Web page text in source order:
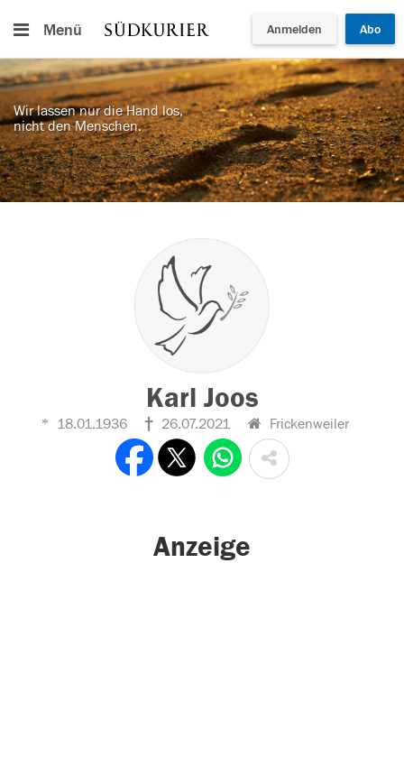
Menü Anmelden Abo
Wir lassen nur die Hand los,
nicht den Menschen.
Karl Joos
18.01.1936 26.07.2021 Frickenweiler
Anzeige